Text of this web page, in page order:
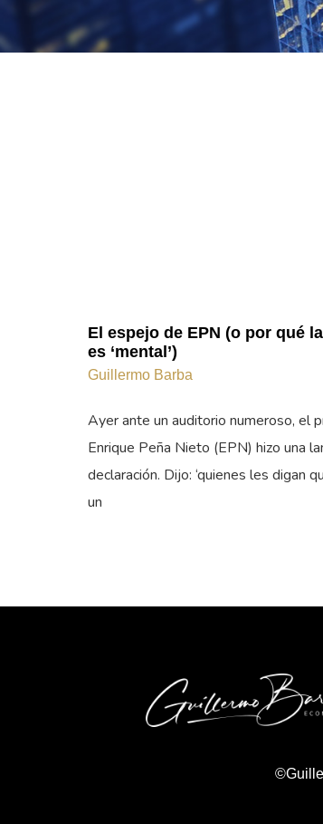
El espejo de EPN (o por qué
es ‘mental’)
Guillermo Barba
Ayer ante un auditorio numeroso, el
Enrique Peña Nieto (EPN) hizo una
declaración. Dijo: ‘quienes les digan
un